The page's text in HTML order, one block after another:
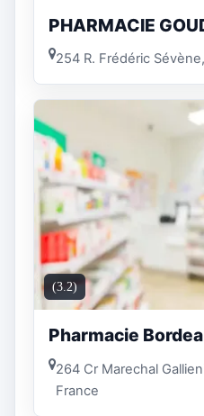
PHARMACIE
254 R. Frédéric
(3.2)
Pharmacie
264 Cr Marechal
France